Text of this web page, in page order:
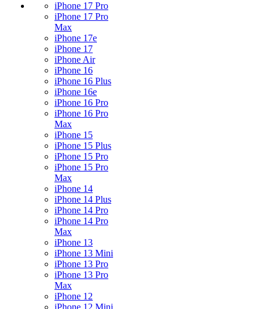
iPhone 17 Pro
iPhone 17 Pro
Max
iPhone 17e
iPhone 17
iPhone Air
iPhone 16
iPhone 16 Plus
iPhone 16e
iPhone 16 Pro
iPhone 16 Pro
Max
iPhone 15
iPhone 15 Plus
iPhone 15 Pro
iPhone 15 Pro
Max
iPhone 14
iPhone 14 Plus
iPhone 14 Pro
iPhone 14 Pro
Max
iPhone 13
iPhone 13 Mini
iPhone 13 Pro
iPhone 13 Pro
Max
iPhone 12
iPhone 12 Mini